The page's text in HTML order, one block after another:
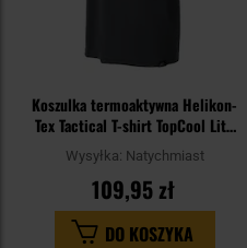
Koszulka termoaktywna Helikon-
Tex Tactical T-shirt TopCool Lite
- Shadow Grey
Wysyłka: Natychmiast
109,95 zł
DO KOSZYKA